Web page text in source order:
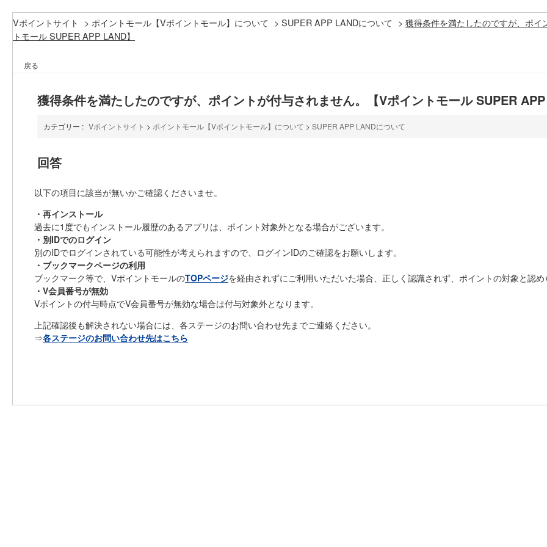
Vポイントサイト > ポイントモール【Vポイントモール】について > SUPER APP LANDについて > 獲得条件を満たしたのですが、ポ
トモール SUPER APP LAND】
戻る
獲得条件を満たしたのですが、ポイントが付与されません。【Vポイントモール SUPER APP
カテゴリー : Vポイントサイト > ポイントモール【Vポイントモール】について > SUPER APP LANDについて
回答
以下の項目に該当が無いかご確認くださいませ。
・再インストール
過去に1度でもインストール履歴のあるアプリは、ポイント対象外となる場合がございます。
・別IDでのログイン
別のIDでログインされている可能性が考えられますので、ログインIDのご確認をお願いします。
・ブックマークページの利用
ブックマーク等で、VポイントモールのTOPページを経由されずにご利用いただいた場合、正しく認識されず、ポイントの対象と認め
・V会員番号が無効
Vポイントの付与時点でV会員番号が無効な場合は付与対象外となります。
上記確認後も解決されない場合には、各ステージのお問い合わせ先までご連絡ください。
⇒各ステージのお問い合わせ先はこちら